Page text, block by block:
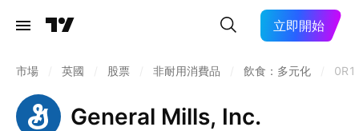
立即開始
市場 英國 股票 非耐用消費品 飲食：多元化
General Mills, Inc.